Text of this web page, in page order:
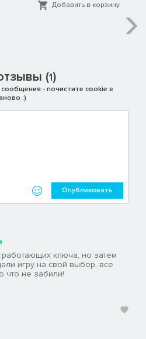
Добавить в корзину
(1)
- почистите cookie в
:)
Опубликовать
ключа, но затем
игру на свой выбор, все
что не забили!